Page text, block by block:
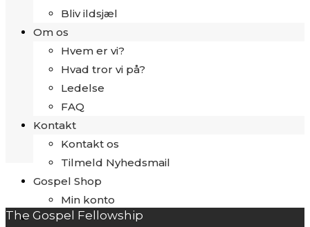
Bliv ildsjæl
Om os
Hvem er vi?
Hvad tror vi på?
Ledelse
FAQ
Kontakt
Kontakt os
Tilmeld Nyhedsmail
Gospel Shop
Min konto
The Gospel Fellowship